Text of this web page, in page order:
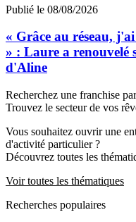
Publié le 08/08/2026
« Grâce au réseau,
» : Laure a renouvelé
d'Aline
Recherchez une franchise
Trouvez le secteur de vos
Vous souhaitez ouvrir une
d'activité particulier ?
Découvrez toutes les
Voir toutes les thématiques
Recherches populaires